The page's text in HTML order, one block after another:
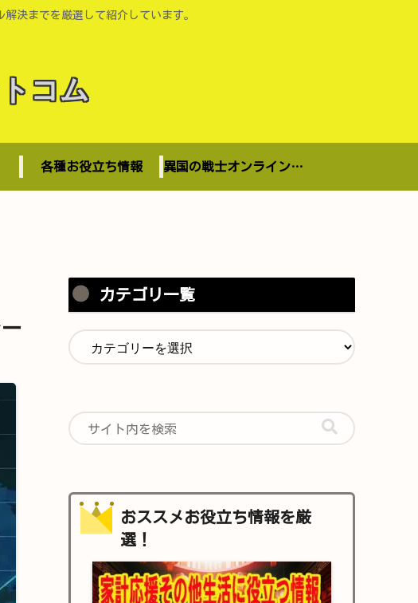
決までを厳選して紹介しています。
コム
各種お役立ち情報 異国の戦士オンラインショップ
カテゴリ一覧
おススメお役立ち情報を厳
選！